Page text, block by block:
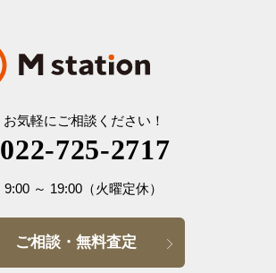
お気軽にご相談ください！
022-725-2717
9:00～ 19:00（火曜定休）
ご相談・無料査定